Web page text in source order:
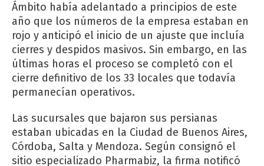
Ámbito había adelantado a principios de este
año que los números de la empresa estaban en
rojo y anticipó el inicio de un ajuste que incluía
cierres y despidos masivos. Sin embargo, en las
últimas horas el proceso se completó con el
cierre definitivo de los 33 locales que todavía
permanecían operativos.
Las sucursales que bajaron sus persianas
estaban ubicadas en la Ciudad de Buenos Aires,
Córdoba, Salta y Mendoza. Según consignó el
sitio especializado Pharmabiz, la firma notificó